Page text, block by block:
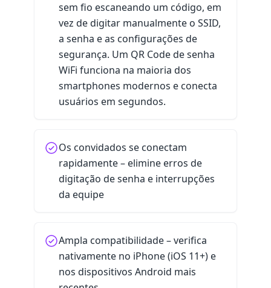
sem fio escaneando um código, em
vez de digitar manualmente o SSID,
a senha e as configurações de
segurança. Um QR Code de senha
WiFi funciona na maioria dos
smartphones modernos e conecta
usuários em segundos.
Os convidados se conectam
rapidamente – elimine erros de
digitação de senha e interrupções
da equipe
Ampla compatibilidade – verifica
nativamente no iPhone (iOS 11+) e
nos dispositivos Android mais